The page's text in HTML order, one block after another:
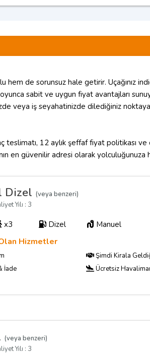
hem de sorunsuz hale getirir. Uçağınız
sabit ve uygun fiyat avantajları
veya iş seyahatinizde dilediğiniz
teslimatı, 12 aylık şeffaf fiyat politikası
en güvenilir adresi olarak
Dizel (veya benzeri)
Yılı : 3
x3 Dizel Manuel
Hizmetler
Şimdi Kirala
İade
Ücretsiz
(veya benzeri)
Yılı : 3